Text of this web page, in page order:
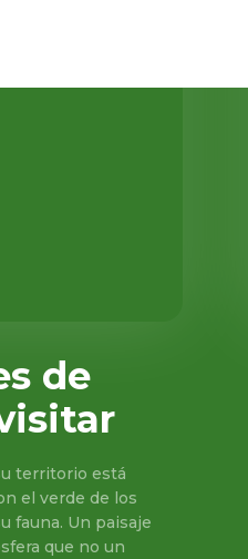
de
territorio está
el verde de los
fauna. Un paisaje
que no un